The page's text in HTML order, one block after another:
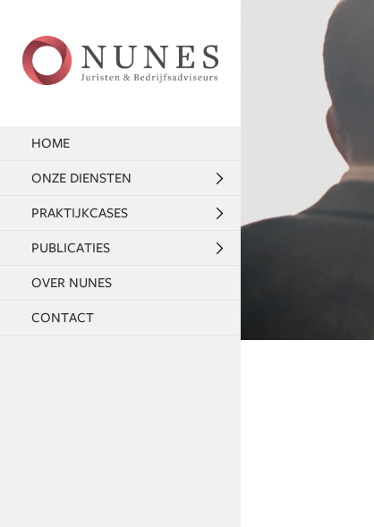
HOME
ONZE DIENSTEN
PRAKTIJKCASES
PUBLICATIES
OVER NUNES
CONTACT